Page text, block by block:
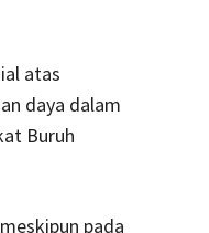
atas
daya dalam
Buruh
pada